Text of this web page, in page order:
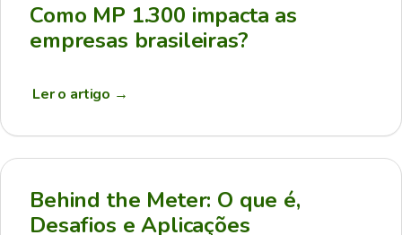
Como MP 1.300 impacta as
empresas brasileiras?
Ler o artigo →
Behind the Meter: O que é,
Desafios e Aplicações